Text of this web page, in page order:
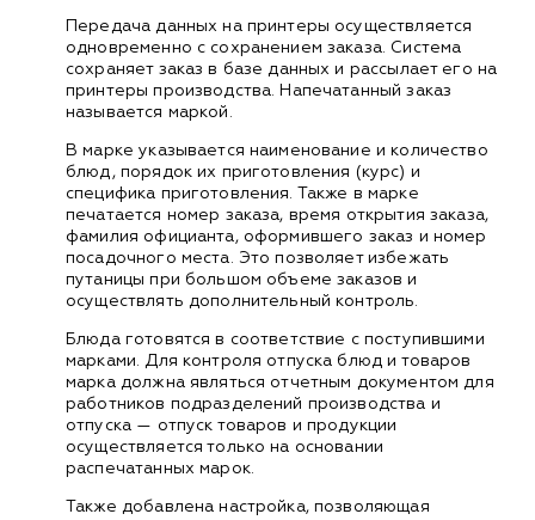
Передача данных на принтеры осуществляется
одновременно с сохранением заказа. Система
сохраняет заказ в базе данных и рассылает его на
принтеры производства. Напечатанный заказ
называется маркой.
В марке указывается наименование и количество
блюд, порядок их приготовления (курс) и
специфика приготовления. Также в марке
печатается номер заказа, время открытия заказа,
фамилия официанта, оформившего заказ и номер
посадочного места. Это позволяет избежать
путаницы при большом объеме заказов и
осуществлять дополнительный контроль.
Блюда готовятся в соответствие с поступившими
марками. Для контроля отпуска блюд и товаров
марка должна являться отчетным документом для
работников подразделений производства и
отпуска — отпуск товаров и продукции
осуществляется только на основании
распечатанных марок.
Также добавлена настройка, позволяющая